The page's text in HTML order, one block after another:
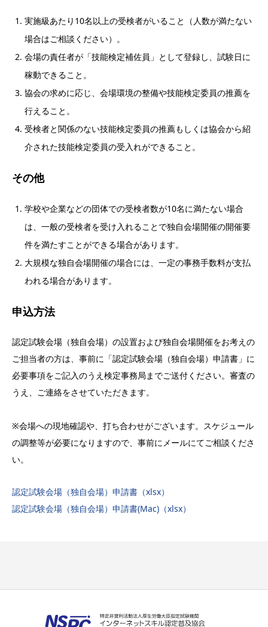
実施級あたり10名以上の受検者がいること（人数が満たない
場合はご相談ください）。
会場の責任者が「技能検定補佐員」として登録し、試験日に
稼動できること。
協会の求めに応じ、会場環境の整備や技能検定委員の推薦を
行えること。
受検者と関係のない技能検定委員の推薦もしくは協会から紹
介された技能検定委員の受入れができること。
その他
学校や企業などの団体での受検者数が10名に満たない場合
は、一般の受検者を受け入れることで独自会場開催の開催要
件を満たすことができる場合があります。
大規模な独自会場開催の場合には、一定の事務手数料が支払
われる場合があります。
申込方法
認定試験会場（独自会場）の設置および独自会場開催をお考えの
ご担当者の方は、事前に「認定試験会場（独自会場）申請書」に
必要事項をご記入のうえ検定事務局までご送付ください。審査の
うえ、ご連絡をさせていただきます。
※会場への現地確認や、打ち合わせがございます。スケジュール
の調整等が必要になりますので、事前にメールにてご相談くださ
い。
認定試験会場（独自会場）申請書（xlsx）
認定試験会場（独自会場）申請書(Mac)（xlsx）